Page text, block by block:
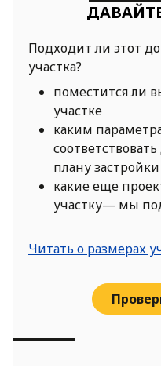
Подходит ли этот
участка?
поместится ли
участке
каким
плану застройки
какие еще
участку— мы
Читать о размерах